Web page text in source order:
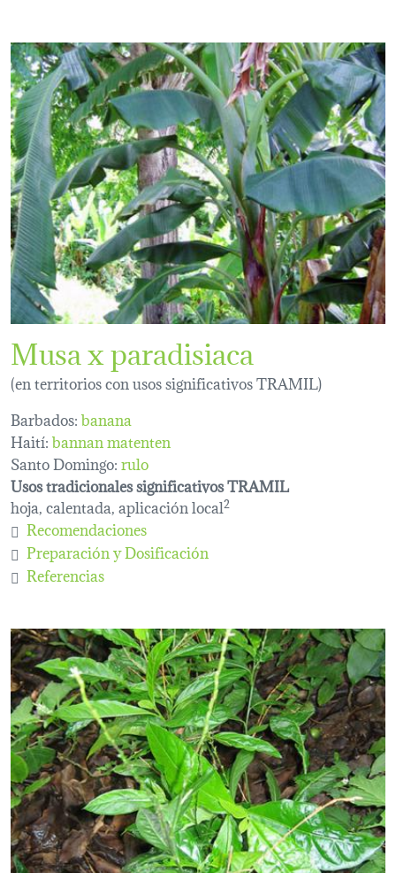
Musa x paradisiaca
(en territorios con usos significativos TRAMIL)
Barbados:banana
Haití:bannan matenten
Santo Domingo:rulo
Usos tradicionales significativos TRAMIL
hoja, calentada, aplicación local2
Recomendaciones
Preparación y Dosificación
Referencias